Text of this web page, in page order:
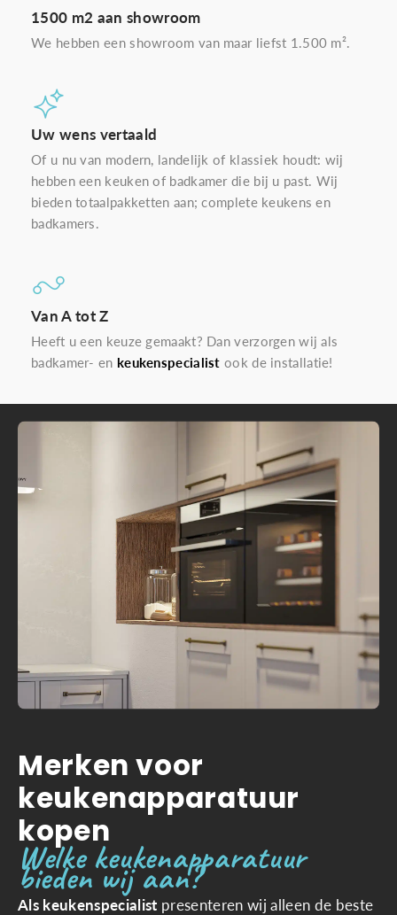
1500 m2 aan showroom
We hebben een showroom van maar liefst 1.500 m².
Uw wens vertaald
Of u nu van modern, landelijk of klassiek houdt: wij
hebben een keuken of badkamer die bij u past. Wij
bieden totaalpakketten aan; complete keukens en
badkamers.
Van A tot Z
Heeft u een keuze gemaakt? Dan verzorgen wij als
badkamer- en keukenspecialist ook de installatie!
Merken voor
keukenapparatuur
kopen
Welke keukenapparatuur
bieden wij aan?
Als keukenspecialist presenteren wij alleen de beste